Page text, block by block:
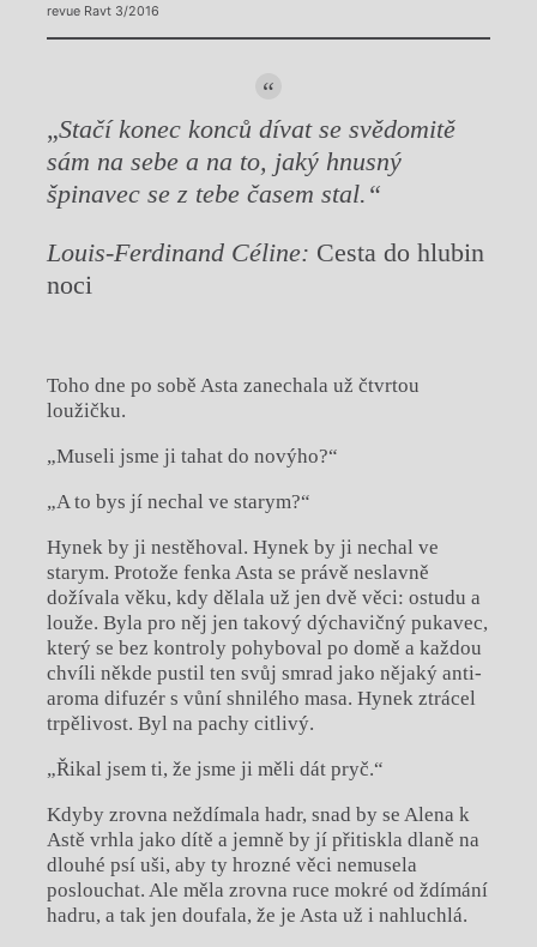
revue Ravt 3/2016
„Stačí konec konců dívat se svědomitě
sám na sebe a na to, jaký hnusný
špinavec se z tebe časem stal.“
Louis-Ferdinand Céline: Cesta do hlubin
noci
Toho dne po sobě Asta zanechala už čtvrtou
loužičku.
„Museli jsme ji tahat do novýho?“
„A to bys jí nechal ve starym?“
Hynek by ji nestěhoval. Hynek by ji nechal ve
starym. Protože fenka Asta se právě neslavně
dožívala věku, kdy dělala už jen dvě věci: ostudu a
louže. Byla pro něj jen takový dýchavičný pukavec,
který se bez kontroly pohyboval po domě a každou
chvíli někde pustil ten svůj smrad jako nějaký anti-
aroma difuzér s vůní shnilého masa. Hynek ztrácel
trpělivost. Byl na pachy citlivý.
„Řikal jsem ti, že jsme ji měli dát pryč.“
Kdyby zrovna neždímala hadr, snad by se Alena k
Astě vrhla jako dítě a jemně by jí přitiskla dlaně na
dlouhé psí uši, aby ty hrozné věci nemusela
poslouchat. Ale měla zrovna ruce mokré od ždímání
hadru, a tak jen doufala, že je Asta už i nahluchlá.